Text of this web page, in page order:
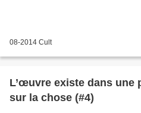
08-2014 Cult
L’œuvre existe dans une
sur la chose (#4)